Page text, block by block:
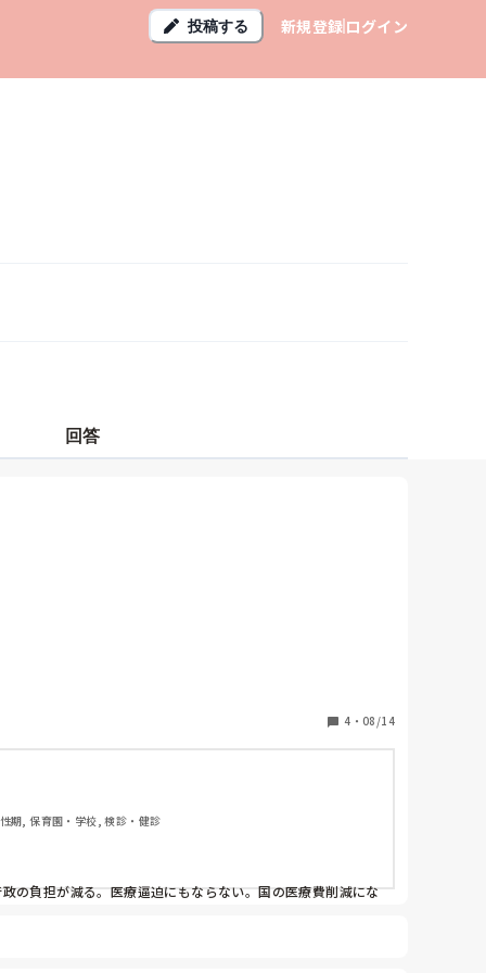
投稿する 新規登録ログイン
回答
通さずに受診に来る人います…
たら…と思うと不安でしかないです
4 ・ 08/14
期, 保育園・学校, 検診・健診
の負担が減る。医療逼迫にもならない。国の医療費削減にな
す。